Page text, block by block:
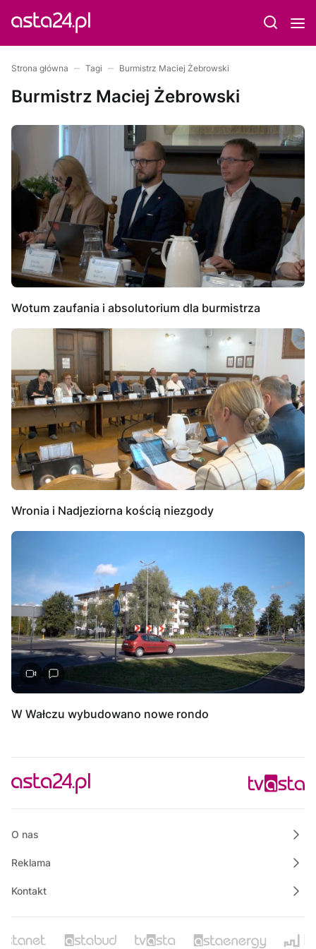
Strona główna Tagi Burmistrz Maciej Żebrowski
Burmistrz Maciej Żebrowski
Wotum zaufania i absolutorium dla burmistrza
Wronia i Nadjeziorna kością niezgody
W Wałczu wybudowano nowe rondo
O nas
Reklama
Kontakt